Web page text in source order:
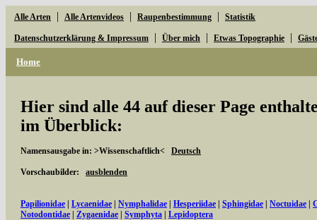
Alle Arten | Alle Artenvideos | Raupenbestimmung | Statistik
Datenschutzerklärung & Impressum | Über mich | Etwas Topographie |
Home
Hier sind alle 44 auf dieser Page
im Überblick:
Namensausgabe in: >Wissenschaftlich< Deutsch
Vorschaubilder: ausblenden
Papilionidae Lycaenidae Nymphalidae Hesperiidae Sphingidae Noctuidae
Notodontidae
Zygaenidae Symphyta Lepidoptera